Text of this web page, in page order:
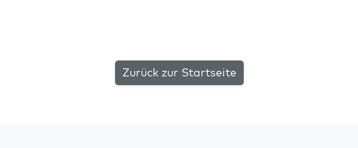
Zurück zur Startseite